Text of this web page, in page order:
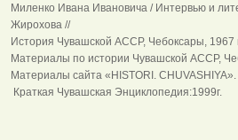
Миленко Ивана Ивановича / Интервью и
Жирохова //
История Чувашской АССР, Чебоксары, 1967
Материалы по истории Чувашской АССР,
Материалы сайта «HISTORI. CHUVASHIYA».
Краткая Чувашская Энциклопедия:1999г.